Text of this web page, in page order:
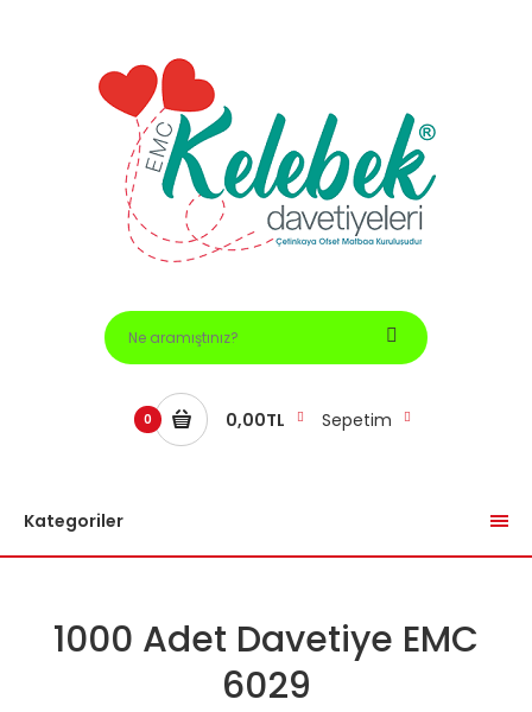
0 0,00TL Sepetim
Kategoriler
1000 Adet Davetiye EMC
6029